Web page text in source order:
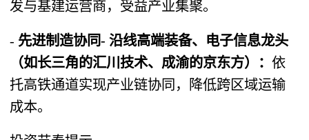
发与基建运营商，受益产业集聚。
- 先进制造协同- 沿线高端装备、电子信息龙头
（如长三角的汇川技术、成渝的京东方）：依
托高铁通道实现产业链协同，降低跨区域运输
成本。